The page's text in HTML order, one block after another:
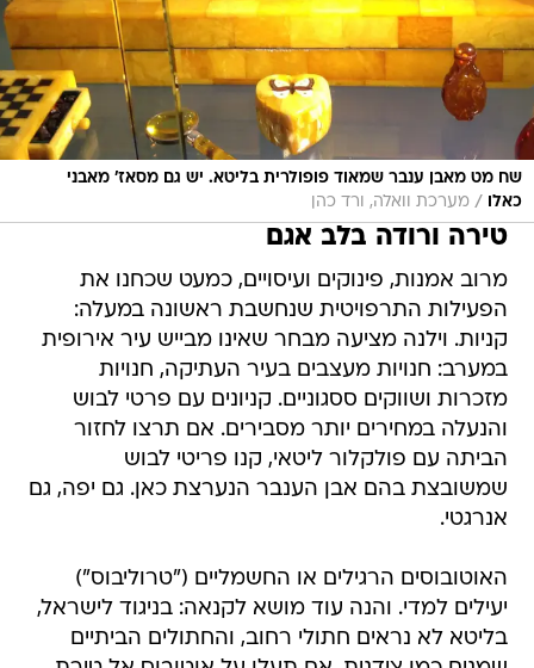
שח מט מאבן ענבר שמאוד פופולרית בליטא. יש גם מסאז' מאבני
כאלו
/ מערכת וואלה, ורד כהן
טירה ורודה בלב אגם
מרוב אמנות, פינוקים ועיסויים, כמעט שכחנו את
הפעילות התרפויטית שנחשבת ראשונה במעלה:
קניות. וילנה מציעה מבחר שאינו מבייש עיר אירופית
במערב: חנויות מעצבים בעיר העתיקה, חנויות
מזכרות ושווקים ססגוניים. קניונים עם פרטי לבוש
והנעלה במחירים יותר מסבירים. אם תרצו לחזור
הביתה עם פולקלור ליטאי, קנו פריטי לבוש
שמשובצת בהם אבן הענבר הנערצת כאן. גם יפה, גם
אנרגטי.
האוטובוסים הרגילים או החשמליים ("טרוליבוס")
יעילים למדי. והנה עוד מושא לקנאה: בניגוד לישראל,
בליטא לא נראים חתולי רחוב, והחתולים הביתיים